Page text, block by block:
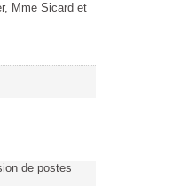
Mme Sicard et
de postes